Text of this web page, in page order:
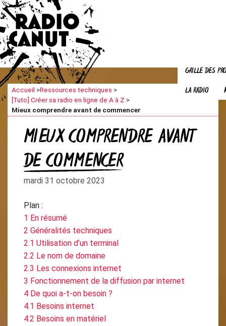
GRILLE DES
LA RADIO
Accueil >Ressources techniques >
[Tuto] Créer sa radio en ligne de A à Z >
Mieux comprendre avant de commencer
MIEUX COMPRENDRE AVANT
DE COMMENCER
mardi 31 octobre 2023
Plan :
1 En résumé
2 Généralités techniques
2.1 Utilisation d’un terminal
2.2 Le nom de domaine
2.3 Les connexions internet
3 Fonctionnement de la diffusion par internet
4 De quoi a-t-on besoin ?
4.1 Besoins internet
4.2 Besoins en matériel